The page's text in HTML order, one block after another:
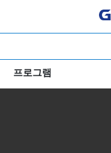
프로그램